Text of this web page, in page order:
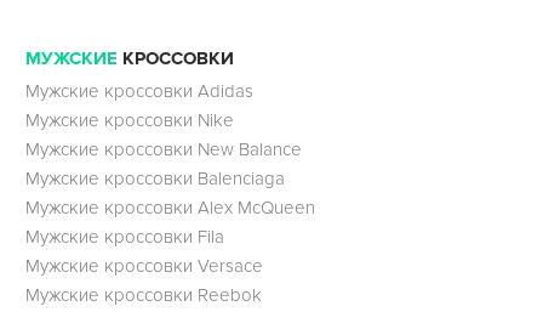
МУЖСКИЕ КРОССОВКИ
Мужские кроссовки Adidas
Мужские кроссовки Nike
Мужские кроссовки New Balance
Мужские кроссовки Balenciaga
Мужские кроссовки Alex McQueen
Мужские кроссовки Fila
Мужские кроссовки Versace
Мужские кроссовки Reebok